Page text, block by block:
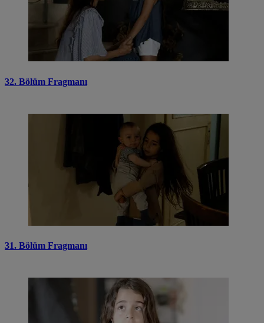
32. Bölüm Fragmanı
31. Bölüm Fragmanı